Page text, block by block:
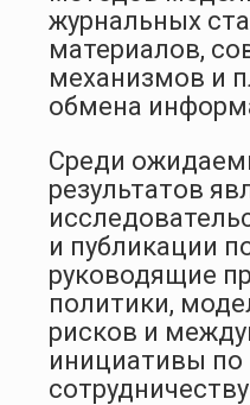
журнальных
материалов,
механизмов и
обмена
Среди
результатов
и публикации
руководящие
политики,
рисков и
инициативы по